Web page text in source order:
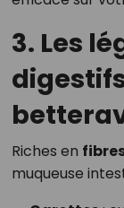
3. Les
Riches en
muqueuse